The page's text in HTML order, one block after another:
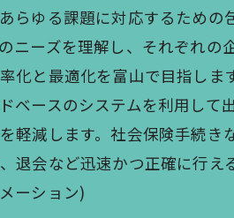
らゆる課題に対応するため
ニーズを理解し、それぞれ
化と最適化を富山で目指しま
ベースのシステムを利用し
軽減します。社会保険手続
退会など迅速かつ正確に行
ーション)